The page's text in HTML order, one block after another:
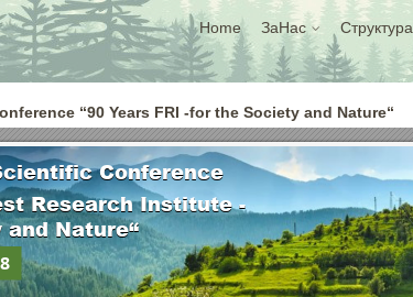
Home ЗаНас Структура
“90 Years FRI -for the Society and Nature“